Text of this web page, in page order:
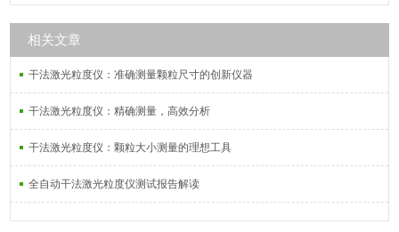
相关文章
干法激光粒度仪：准确测量颗粒尺寸的创新仪器
干法激光粒度仪：精确测量，高效分析
干法激光粒度仪：颗粒大小测量的理想工具
全自动干法激光粒度仪测试报告解读